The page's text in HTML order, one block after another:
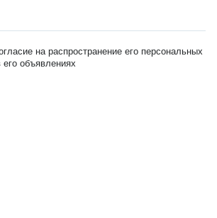
на распространение его персональных
объявлениях